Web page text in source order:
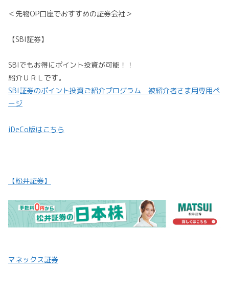
＜先物OP口座でおすすめの証券会社＞
【SBI証券】
SBIでもお得にポイント投資が可能！！
紹介ＵＲＬです。
SBI証券のポイント投資ご紹介プログラム 被紹介者さま用専用ペ
ージ
iDeCo版はこちら
【松井証券】
マネックス証券